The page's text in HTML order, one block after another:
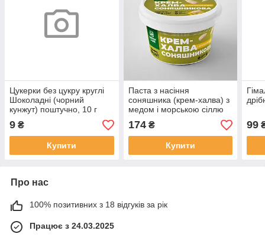
Цукерки без цукру круглі
Шоколадні (чорний
кунжут) поштучно, 10 г
9 ₴
Купити
Паста з насіння
соняшника (крем-халва) з
медом і морською сіллю
350 г., без доданого цукру,
консервантів
174₴
Купити
99
Про нас
100% позитивних з 18 відгуків за рік
Працює з 24.03.2025